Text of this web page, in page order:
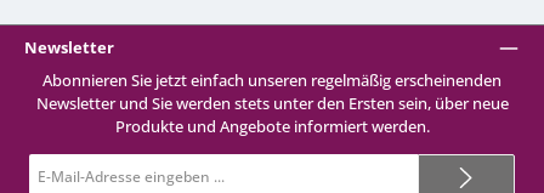
Newsletter
Abonnieren Sie jetzt einfach unseren regelmäßig erscheinenden
Newsletter und Sie werden stets unter den Ersten sein, über neue
Produkte und Angebote informiert werden.
Mail-